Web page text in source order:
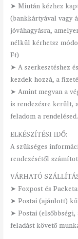
➤ Miután kézhez
(bankkártyával vagy
jóváhagyásra,
nélkül kérhetsz
Ft)
➤ A szerkesztéshez
kezdek hozzá, a
➤ Amint megvan a
is rendezésre került,
feladom a rendelésed.
ELKÉSZÍTÉSI IDŐ:
A szükséges
rendezésétől
VÁRHATÓ
➤ Foxpost és
➤ Postai (ajánlott)
➤ Postai
feladást követő